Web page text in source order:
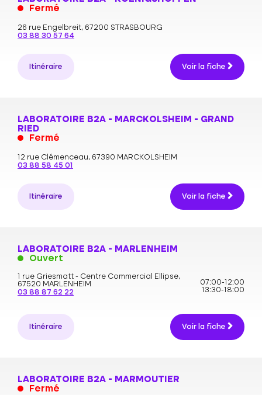
Fermé
26 rue Engelbreit, 67200 STRASBOURG
03 88 30 57 64
Itinéraire Voir la fiche
LABORATOIRE B2A - MARCKOLSHEIM - GRAND
RIED
Fermé
12 rue Clémenceau, 67390 MARCKOLSHEIM
03 88 58 45 01
Itinéraire Voir la fiche
LABORATOIRE B2A - MARLENHEIM
Ouvert
1 rue Griesmatt - Centre Commercial Ellipse,
67520 MARLENHEIM
03 88 87 62 22
07:00-12:00
13:30-18:00
Itinéraire Voir la fiche
LABORATOIRE B2A - MARMOUTIER
Fermé